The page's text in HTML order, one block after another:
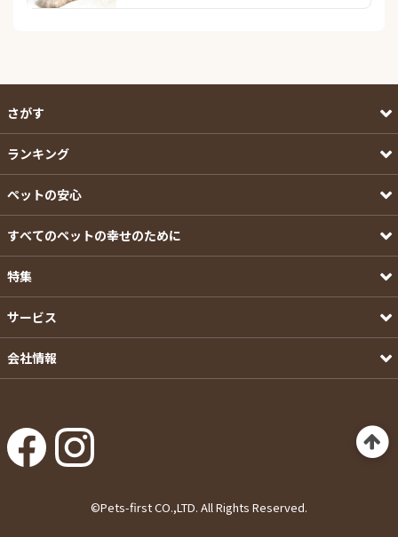
さがす
ランキング
ペットの安心
すべてのペットの幸せのために
特集
サービス
会社情報
©Pets-first CO.,LTD. All Rights Reserved.